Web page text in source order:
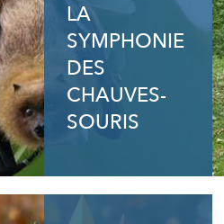
LA
SYMPHONIE
DES
CHAUVES-
SOURIS